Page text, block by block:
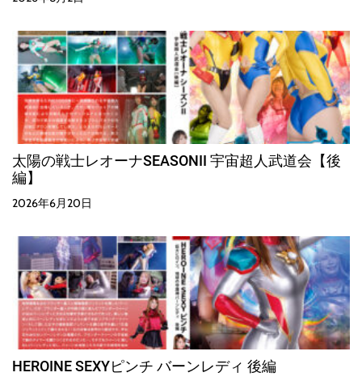
太陽の戦士レオーナSEASONII 宇宙超人武道会【後
編】
2026年6月20日
HEROINE SEXYピンチ バーンレディ 後編